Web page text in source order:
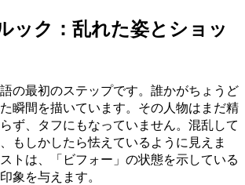
ック：乱れた姿とショッ
の最初のステップです。誰かがちょうど
瞬間を描いています。その人物はまだ精
ず、タフにもなっていません。混乱して
もしかしたら怯えているように見えま
トは、「ビフォー」の状態を示している
象を与えます。